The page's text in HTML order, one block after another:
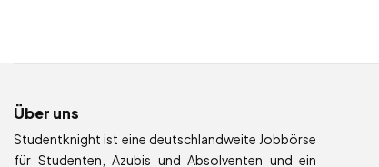
Über uns
Studentknight ist eine deutschlandweite Jobbörse
für Studenten, Azubis und Absolventen und ein